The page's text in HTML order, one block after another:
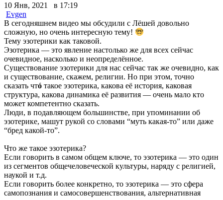
10 Янв, 2021 в 17:19
Evgen
В сегодняшнем видео мы обсудили с Лёшей довольно
сложную, но очень интересную тему!
Тему эзотерики как таковой.
Эзотерика — это явление настолько же для всех сейчас
очевидное, насколько и неопределённое.
Существование эзотерики для нас сейчас так же очевидно, как
и существование, скажем, религии. Но при этом, точно
сказать чтó такое эзотерика, какова её история, каковая
структура, какова динамика её развития — очень мало кто
может компетентно сказать.
Люди, в подавляющем большинстве, при упоминании об
эзотерике, машут рукой со словами “муть какая-то” или даже
“бред какой-то”.
Что же такое эзотерика?
Если говорить в самом общем ключе, то эзотерика — это один
из сегментов общечеловеческой культуры, наряду с религией,
наукой и т.д.
Если говорить более конкретно, то эзотерика — это сфера
самопознания и самосовершенствования, альтернативная